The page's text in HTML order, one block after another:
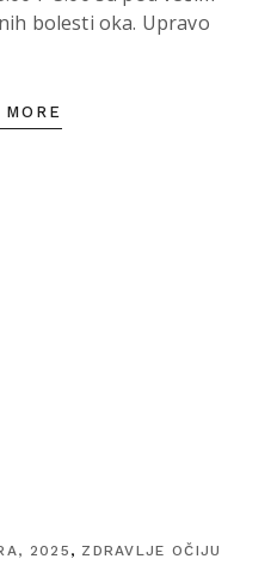
bolesti oka. Upravo
2025 ZDRAVLJE OČIJU